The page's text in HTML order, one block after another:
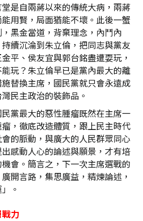
是自兩蔣以來的傳統大病，兩蔣
用賢，局面猶能不壞。此後一蟹
黑金當道，背棄理念，內鬥內
續沉淪到朱立倫，把同志與黨友
平、侯友宜與郭台銘盡遭耍玩，
玩？朱立倫早已是黨內最大的離
替換主席，國民黨就只會永遠成
民主政治的裝飾品。
黨最大的惡性腫瘤既然在主席一
，徹底改造體質，跟上民主時代
的脈動，與廣大的人民群眾同心
感動人心的論述與願景，才有培
會。簡言之，下一次主席選戰的
開言路，集思廣益，精煉論述，
。
力